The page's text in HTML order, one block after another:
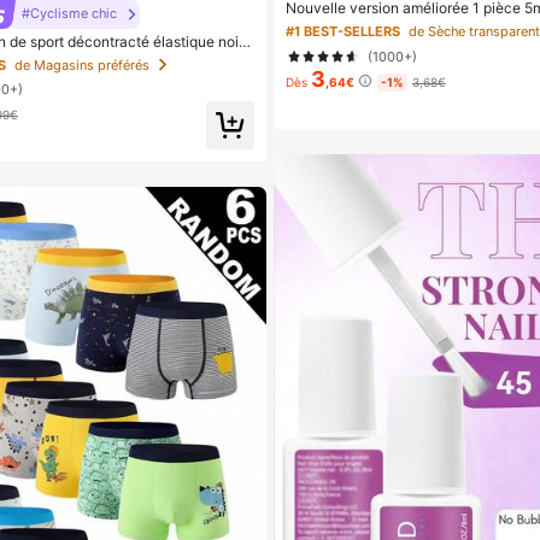
#Cyclisme chic
de sport décontracté élastique noir
ourlet fendu, longueur capri, été, at
de Magasins préférés
Nouvelle version améliorée 1 pièce
ils, adhésif à cils double embout
e les faux cils, crée un maquillage
le
#1 BEST-SELLERS
(1000+)
Dès 3 ,64€ -1% 3,68€